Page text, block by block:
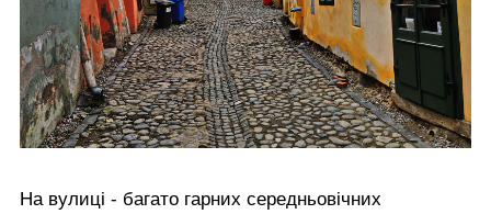
На вулиці - багато гарних середньовічних